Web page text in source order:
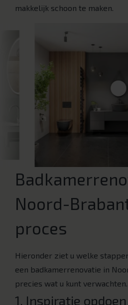
makkelijk schoon te maken.
Noord-
proces
Hieronder ziet u welke
een badkamerrenovatie in
precies wat u kunt verwachten.
1. Inspiratie opdoen